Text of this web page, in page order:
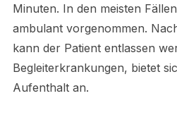
Minuten. In den meisten
ambulant vorgenommen.
kann der Patient entlassen
Begleiterkrankungen, bietet
Aufenthalt an.